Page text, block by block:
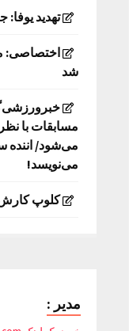
تهدید
اختصاصی:
شد
مسابقات با
می‌شود/ اننده
می‌نویسد!
کلوپ کارش
مدیر :